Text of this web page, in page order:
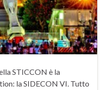
STICCON è la
la SIDECON VI. Tutto